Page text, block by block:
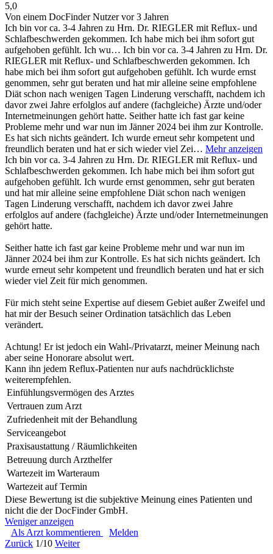
5,0
Von einem DocFinder Nutzervor 3 Jahren
Ich bin vor ca. 3-4 Jahren zu Hrn. Dr. RIEGLER mit Reflux- und
Schlafbeschwerden gekommen. Ich habe mich bei ihm sofort gut
aufgehoben gefühlt. Ich wu… Ich bin vor ca. 3-4 Jahren zu Hrn. Dr.
RIEGLER mit Reflux- und Schlafbeschwerden gekommen. Ich
habe mich bei ihm sofort gut aufgehoben gefühlt. Ich wurde ernst
genommen, sehr gut beraten und hat mir alleine seine empfohlene
Diät schon nach wenigen Tagen Linderung verschafft, nachdem ich
davor zwei Jahre erfolglos auf andere (fachgleiche) Ärzte und/oder
Internetmeinungen gehört hatte. Seither hatte ich fast gar keine
Probleme mehr und war nun im Jänner 2024 bei ihm zur Kontrolle.
Es hat sich nichts geändert. Ich wurde erneut sehr kompetent und
freundlich beraten und hat er sich wieder viel Zei… Mehr anzeigen
Ich bin vor ca. 3-4 Jahren zu Hrn. Dr. RIEGLER mit Reflux- und
Schlafbeschwerden gekommen. Ich habe mich bei ihm sofort gut
aufgehoben gefühlt. Ich wurde ernst genommen, sehr gut beraten
und hat mir alleine seine empfohlene Diät schon nach wenigen
Tagen Linderung verschafft, nachdem ich davor zwei Jahre
erfolglos auf andere (fachgleiche) Ärzte und/oder Internetmeinungen
gehört hatte.
Seither hatte ich fast gar keine Probleme mehr und war nun im
Jänner 2024 bei ihm zur Kontrolle. Es hat sich nichts geändert. Ich
wurde erneut sehr kompetent und freundlich beraten und hat er sich
wieder viel Zeit für mich genommen.
Für mich steht seine Expertise auf diesem Gebiet außer Zweifel und
hat mir der Besuch seiner Ordination tatsächlich das Leben
verändert.
Achtung! Er ist jedoch ein Wahl-/Privatarzt, meiner Meinung nach
aber seine Honorare absolut wert.
Kann ihn jedem Reflux-Patienten nur aufs nachdrücklichste
weiterempfehlen.
Einfühlungsvermögen des Arztes
Vertrauen zum Arzt
Zufriedenheit mit der Behandlung
Serviceangebot
Praxisaustattung / Räumlichkeiten
Betreuung durch Arzthelfer
Wartezeit im Warteraum
Wartezeit auf Termin
Diese Bewertung ist die subjektive Meinung eines Patienten und
nicht die der DocFinder GmbH.
Weniger anzeigen
Als Arzt kommentieren
Melden
Zurück 1/10 Weiter